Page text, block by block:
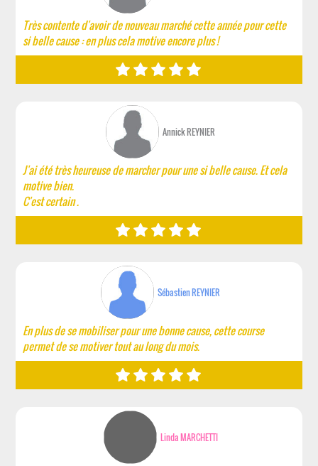
Très contente d'avoir de nouveau marché cette année pour cette
si belle cause : en plus cela motive encore plus !
Annick REYNIER
J'ai été très heureuse de marcher pour une si belle cause. Et cela
motive bien.
C'est certain .
Sébastien REYNIER
En plus de se mobiliser pour une bonne cause, cette course
permet de se motiver tout au long du mois.
Linda MARCHETTI